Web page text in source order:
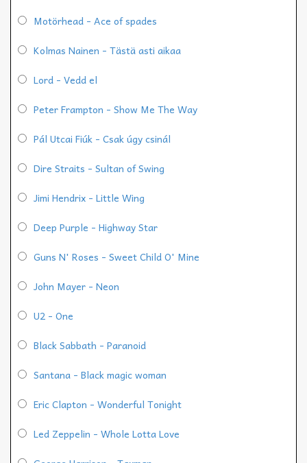
Motörhead - Ace of spades
Kolmas Nainen - Tästä asti aikaa
Lord - Vedd el
Peter Frampton - Show Me The Way
Pál Utcai Fiúk - Csak úgy csinál
Dire Straits - Sultan of Swing
Jimi Hendrix - Little Wing
Deep Purple - Highway Star
Guns N' Roses - Sweet Child O' Mine
John Mayer - Neon
U2 - One
Black Sabbath - Paranoid
Santana - Black magic woman
Eric Clapton - Wonderful Tonight
Led Zeppelin - Whole Lotta Love